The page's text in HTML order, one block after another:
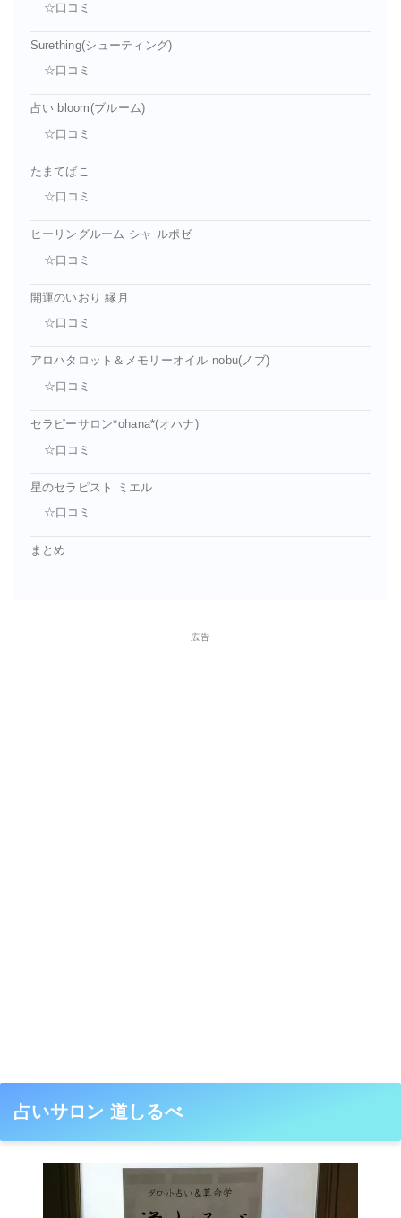
☆口コミ
Surething(シューティング)
☆口コミ
占い bloom(ブルーム)
☆口コミ
たまてばこ
☆口コミ
ヒーリングルーム シャ ルポゼ
☆口コミ
開運のいおり 縁月
☆口コミ
アロハタロット＆メモリーオイル nobu(ノブ)
☆口コミ
セラピーサロン*ohana*(オハナ)
☆口コミ
星のセラピスト ミエル
☆口コミ
まとめ
広告
占いサロン 道しるべ